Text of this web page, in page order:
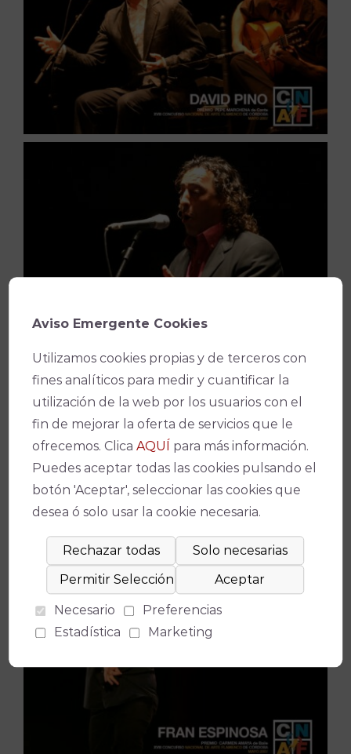
Aviso Emergente Cookies
Utilizamos cookies propias y de terceros con
fines analíticos para medir y cuantificar la
utilización de la web por los usuarios con el
fin de mejorar la oferta de servicios que le
ofrecemos. ClicaAQUÍ para más información.
Puedes aceptar todas las cookies pulsando el
botón 'Aceptar', seleccionar las cookies que
desea ó solo usar la cookie necesaria.
Necesario
Preferencias
Estadística
Marketing